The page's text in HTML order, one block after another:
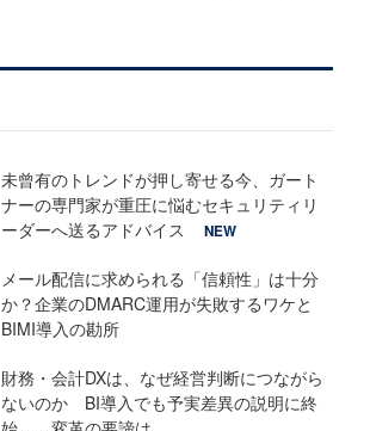
未曾有のトレンドが押し寄せる今、ガート
ナーの専門家が重圧に悩むセキュリティリ
ーダーへ送るアドバイス
NEW
メール配信に求められる「信頼性」は十分
か？企業のDMARC運用が失敗するワケと
BIMI導入の勘所
財務・会計DXは、なぜ経営判断につながら
ないのか BI導入でも予実差異の説明に終